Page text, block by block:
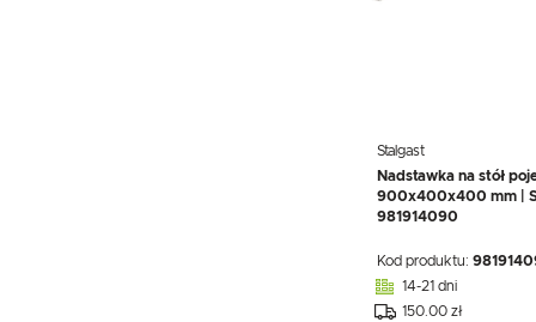
Stalgast
Nadstawka na stół
900x400x400 mm |
981914090
Kod produktu:
14-21 dni
150.00 zł